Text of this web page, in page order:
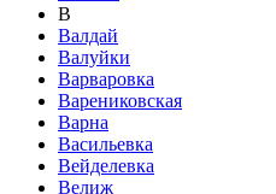
В
Валдай
Валуйки
Варваровка
Варениковская
Варна
Васильевка
Вейделевка
Велиж